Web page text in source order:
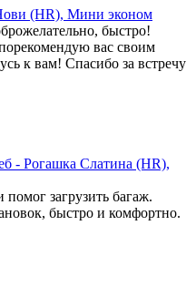
(HR), Мини эконом
быстро!
вас своим
к вам! Спасибо за встречу
- Рогашка Слатина (HR),
помог загрузить багаж.
быстро и комфортно.